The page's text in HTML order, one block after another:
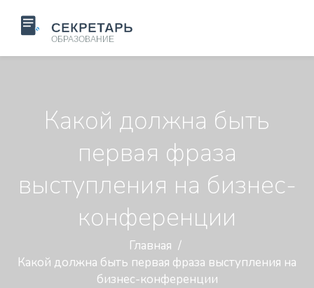
Какой должна быть
первая фраза
выступления на бизнес-
конференции
Главная
Какой должна быть первая фраза выступления на
бизнес-конференции